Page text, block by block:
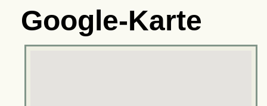
Google-Karte